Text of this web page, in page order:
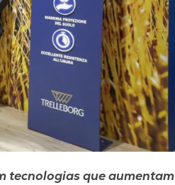
tecnologias que aumentam